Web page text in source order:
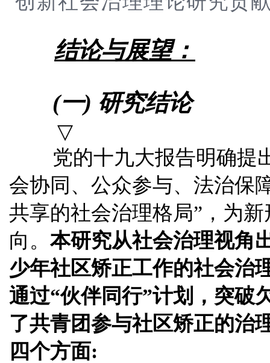
结论与展望：
(一) 研究结论
▽
党的十九大报告明确提
会协同 、 公众参与、 法治保
共享的社会治理格局”， 为新
向 。 本研究从社会治理视角
少年社区矫正工作的社会治
通过“伙伴同行”计划，突破
了共青团参与社区矫正的治
四个方面: